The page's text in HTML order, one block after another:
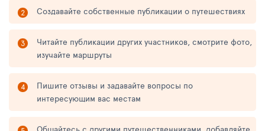
Создавайте собственные публикации о путешествиях
Читайте публикации других участников, смотрите фото,
изучайте маршруты
Пишите отзывы и задавайте вопросы по
интересующим вас местам